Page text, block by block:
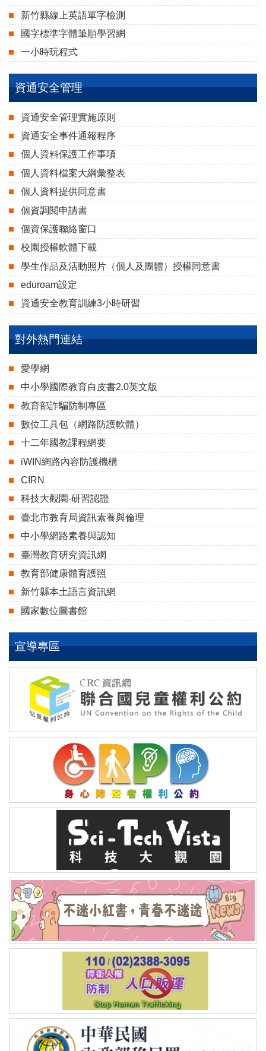
新竹縣線上英語單字檢測
國字標準字體筆順學習網
一小時玩程式
資通安全管理
資通安全管理實施原則
資通安全事件通報程序
個人資料保護工作事項
個人資料檔案大綱彙整表
個人資料提供同意書
個資調閱申請書
個資保護聯絡窗口
校園授權軟體下載
學生作品及活動照片（個人及團體）授權同意書
eduroam設定
資通安全教育訓練3小時研習
對外熱門連結
愛學網
中小學國際教育白皮書2.0英文版
教育部詐騙防制專區
數位工具包（網路防護軟體）
十二年國教課程網要
iWIN網路內容防護機構
CIRN
科技大觀園-研習認證
臺北市教育局資訊素養與倫理
中小學網路素養與認知
臺灣教育研究資訊網
教育部健康體育護照
新竹縣本土語言資訊網
國家數位圖書館
宣導專區